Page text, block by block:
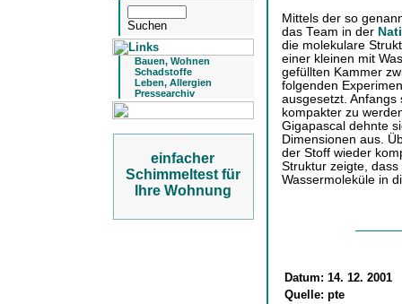
Bauen, Wohnen
Schadstoffe
Leben, Allergien
Pressearchiv
einfacher
Schimmeltest für
Ihre Wohnung
Mittels der so
das Team in der
die molekulare
einer kleinen mit
gefüllten Kammer
folgenden
ausgesetzt.
kompakter zu
Gigapascal dehnte
Dimensionen aus.
der Stoff wieder
Struktur zeigte,
Wassermoleküle in
Datum: 14. 12. 2001
Quelle: pte